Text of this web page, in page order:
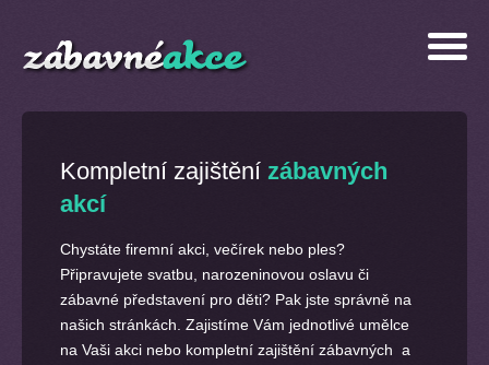
Kompletní zajištění zábavných
akcí
Chystáte firemní akci, večírek nebo ples?
Připravujete svatbu, narozeninovou oslavu či
zábavné představení pro děti? Pak jste správně na
našich stránkách. Zajistíme Vám jednotlivé umělce
na Vaši akci nebo kompletní zajištění zábavných a